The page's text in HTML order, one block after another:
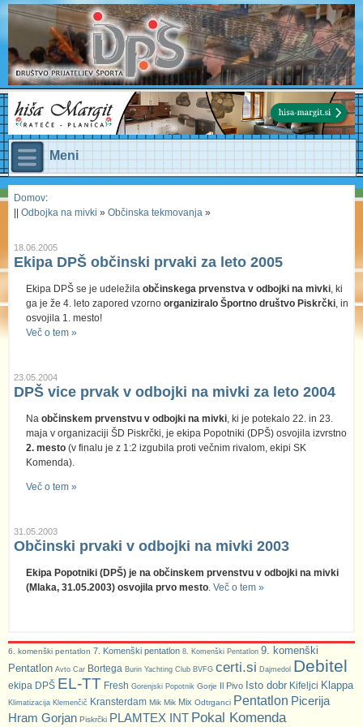
Meni
Domov:
Odbojka na mivki » Občinska tekmovanja »
18.06.2005
Ekipa DPŠ občinski prvaki za leto 2005
Ekipa DPŠ se je udeležila občinskega prvenstva v odbojki na mivki , ki
ga je že 4. leto zapored vzorno organiziralo Športno društvo Piskrčki , in
osvojila 1. mesto!
Več o tem »
23.05.2004
DPŠ vice prvak v odbojki na mivki za leto 2004
Na občinskem prvenstvu v odbojki na mivki , ki je potekalo 22. in 23.
maja v organizaciji ŠD Piskrčki, je ekipa Popotniki (DPŠ) osvojila izvrstno
2. mesto (v finalu je z 1:2 izgubila proti večnim rivalom, ekipi SK
Komenda).
Več o tem »
31.05.2003
Občinski prvaki v odbojki na mivki 2003
Ekipa Popotniki (DPŠ) je na občinskem prvenstvu v odbojki na mivki
(Mlaka, 31.05.2003) osvojila prvo mesto Več o tem »
6. komenški pentatlon 7. Komenški pentatlon 8. Komenški Pentatlon 9. komenški
Pentatlon Avto Car Bortega Burin Yachting Club BVFG certi.si Dajmedol Debitel
ekipa DPŠ EL-TT Fresh Gorenjski Popotnik Gorje Il Pivo Isto dobr Kifeljci Klappa
Klimatizacija Klemenčič Kransterdam Mik Mik Mix Odtrganci Pentatlon Picerija
Hram Gorjan Piskrčki PLAMTEX INT Pokal Komenda